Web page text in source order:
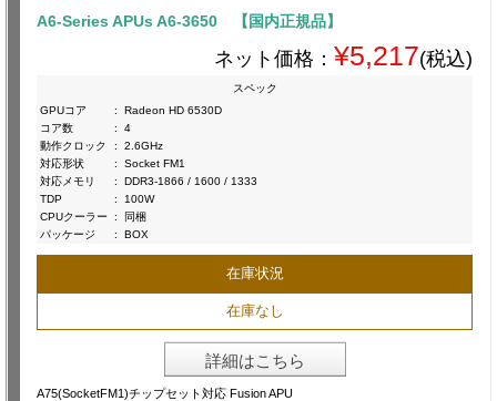
A6-Series APUs A6-3650 【国内正規品】
ネット価格： ¥5,217(税込)
スペック
GPUコア
:
Radeon HD 6530D
コア数
:
4
動作クロック
:
2.6GHz
対応形状
:
Socket FM1
対応メモリ
:
DDR3-1866 / 1600 / 1333
TDP
:
100W
CPUクーラー
:
同梱
パッケージ
: BOX
在庫状況
在庫なし
詳細はこちら
A75(SocketFM1)チップセット対応 Fusion APU